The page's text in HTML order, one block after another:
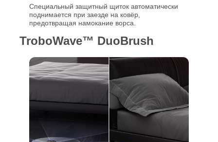
Специальный защитный щиток автоматически
поднимается при заезде на ковёр,
предотвращая намокание ворса.
TroboWave™ DuoBrush